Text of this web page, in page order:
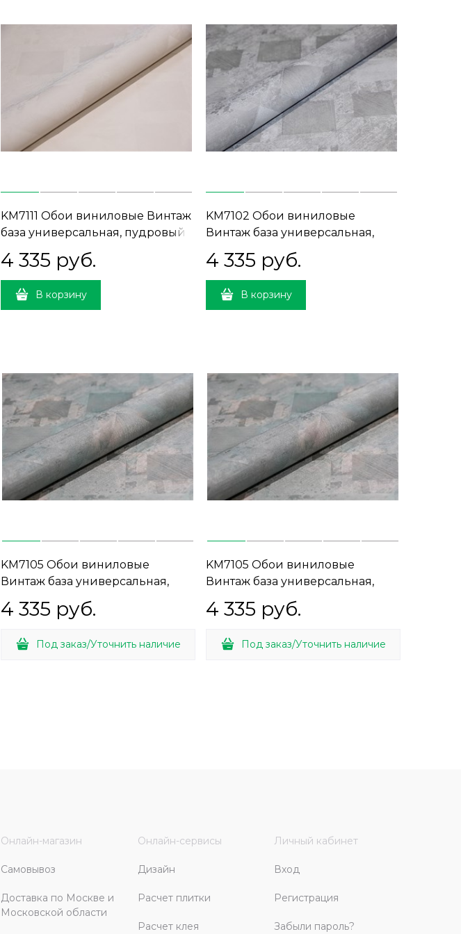
KM7111 Обои виниловые Винтаж
база универсальная, пудровый
(1, Т A) прямая стыковка
4 335 руб.
В корзину
KM7102 Обои виниловые
Винтаж база универсальная,
серый (1, Т B) прямая стыковка
4 335 руб.
В корзину
KM7105 Обои виниловые
Винтаж база универсальная,
зеленый (1, Т C) прямая
стыковка
4 335 руб.
Под заказ/Уточнить наличие
KM7105 Обои виниловые
Винтаж база универсальная,
зеленый (1, Т D) прямая
стыковка
4 335 руб.
Под заказ/Уточнить наличие
Онлайн-магазин
Самовывоз
Доставка по Москве и
Московской области
Онлайн-сервисы
Дизайн
Расчет плитки
Расчет клея
Личный кабинет
Вход
Регистрация
Забыли пароль?